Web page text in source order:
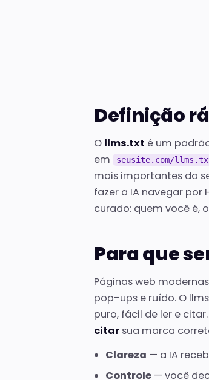
Definição
O llms.txt é um
em
seusite.com/
mais importantes do
fazer a IA navegar por
curado: quem você é,
Para que
Páginas web
pop-ups e ruído. O
puro, fácil de ler e
citar sua marca
Clareza — a IA
Controle — você